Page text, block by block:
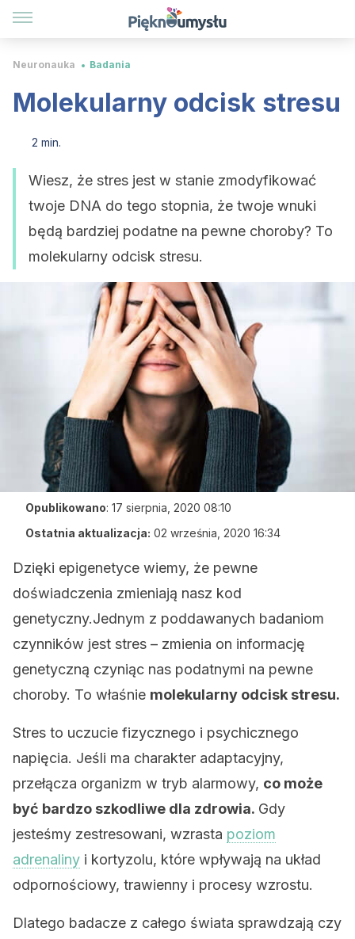
Neuronauka Badania
Molekularny odcisk stresu
2 min.
Wiesz, że stres jest w stanie zmodyfikować
twoje DNA do tego stopnia, że twoje wnuki
będą bardziej podatne na pewne choroby? To
molekularny odcisk stresu.
Opublikowano: 17 sierpnia, 2020 08:10
Ostatnia aktualizacja: 02 września, 2020 16:34
Dzięki epigenetyce wiemy, że pewne
doświadczenia zmieniają nasz kod
genetyczny.Jednym z poddawanych badaniom
czynników jest stres – zmienia on informację
genetyczną czyniąc nas podatnymi na pewne
choroby. To właśnie molekularny odcisk stresu.
Stres to uczucie fizycznego i psychicznego
napięcia. Jeśli ma charakter adaptacyjny,
przełącza organizm w tryb alarmowy, co może
być bardzo szkodliwe dla zdrowia. Gdy
jesteśmy zestresowani, wzrasta poziom
adrenaliny i kortyzolu, które wpływają na układ
odpornościowy, trawienny i procesy wzrostu.
Dlatego badacze z całego świata sprawdzają czy